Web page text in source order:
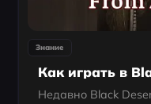
Знание
Недавно Black